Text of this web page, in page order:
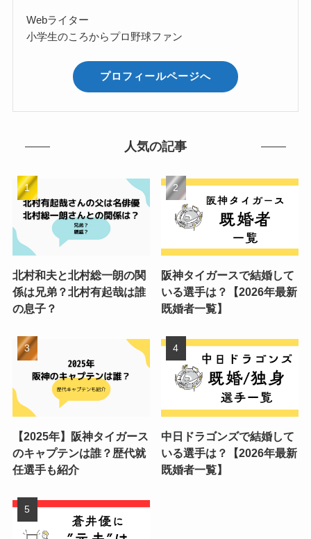
Webライター
小学生のころからプロ野球ファン
プロフィールページへ
人気の記事
北村和夫と北村総一朗の関
係は兄弟？北村有起哉は誰
の息子？
阪神タイガースで結婚して
いる選手は？【2026年最新
既婚者一覧】
【2025年】阪神タイガース
のキャプテンは誰？歴代就
任選手も紹介
中日ドラゴンズで結婚して
いる選手は？【2026年最新
既婚者一覧】